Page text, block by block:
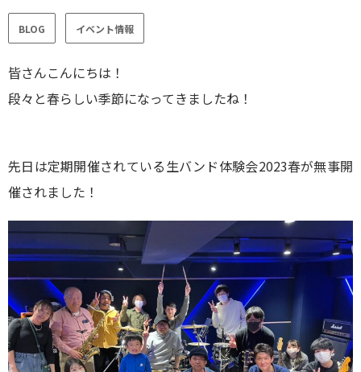
BLOG イベント情報
皆さんこんにちは！
段々と春らしい季節になってきましたね！
先日は定期開催されている生バンド体験会2023春が無事開
催されました！